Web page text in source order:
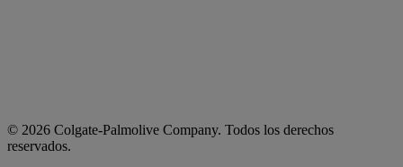
© 2026 Colgate-Palmolive Company. Todos los derechos
reservados.